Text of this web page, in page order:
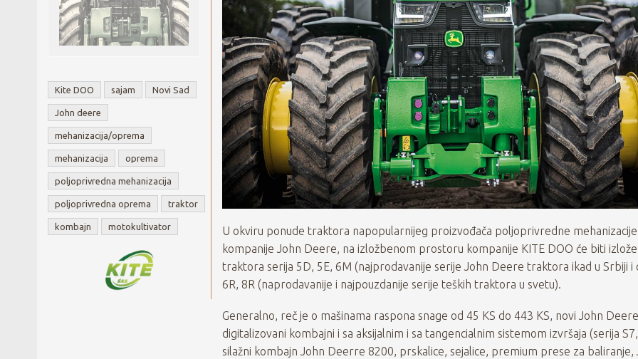
U okviru ponude traktora napopularnijeg proizvođača poljoprivredne
kompanije John Deere, na izložbenom prostoru kompanije KITE DOO će biti
traktora serija 5D, 5E, 6M (najprodavanije serije John Deere traktora ikad u Srbiji i
6R, 8R (naprodavanije i najpouzdanije serije teških traktora u svetu).
Generalno, reč je o mašinama raspona snage od 45 KS do 443 KS, novi John Deere
digitalizovani kombajni i sa aksijalnim i sa tangencialnim sistemom izvršaja (serija
silažni kombajn John Deerre 8200, prskalice, sejalice, premium prese za baliranje,
Kite DOO sajam Novi Sad
John deere
mehanizacija/oprema
mehanizacija oprema
poljoprivredna mehanizacija
poljoprivredna oprema traktor
kombajn motokultivator